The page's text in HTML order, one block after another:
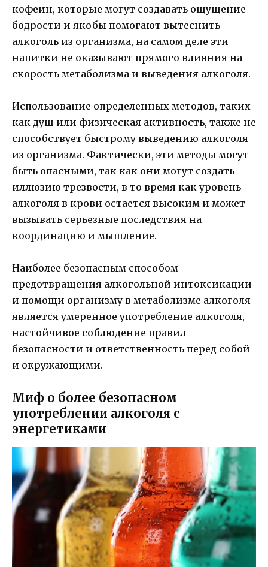
кофеин, которые могут создавать ощущение
бодрости и якобы помогают вытеснить
алкоголь из организма, на самом деле эти
напитки не оказывают прямого влияния на
скорость метаболизма и выведения алкоголя.
Использование определенных методов, таких
как душ или физическая активность, также не
способствует быстрому выведению алкоголя
из организма. Фактически, эти методы могут
быть опасными, так как они могут создать
иллюзию трезвости, в то время как уровень
алкоголя в крови остается высоким и может
вызывать серьезные последствия на
координацию и мышление.
Наиболее безопасным способом
предотвращения алкогольной интоксикации
и помощи организму в метаболизме алкоголя
является умеренное употребление алкоголя,
настойчивое соблюдение правил
безопасности и ответственность перед собой
и окружающими.
Миф о более безопасном
употреблении алкоголя с
энергетиками